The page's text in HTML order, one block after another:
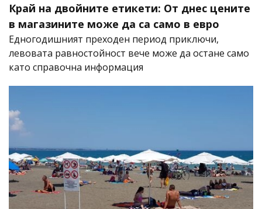
Край на двойните етикети: От днес цените
в магазините може да са само в евро
Едногодишният преходен период приключи,
левовата равностойност вече може да остане само
като справочна информация